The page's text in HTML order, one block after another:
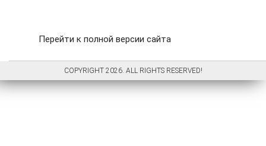
Перейти к полной версии сайта
COPYRIGHT 2026. ALL RIGHTS RESERVED!